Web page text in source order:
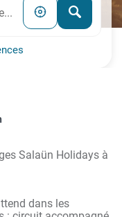
Salaün Holidays à
dans les